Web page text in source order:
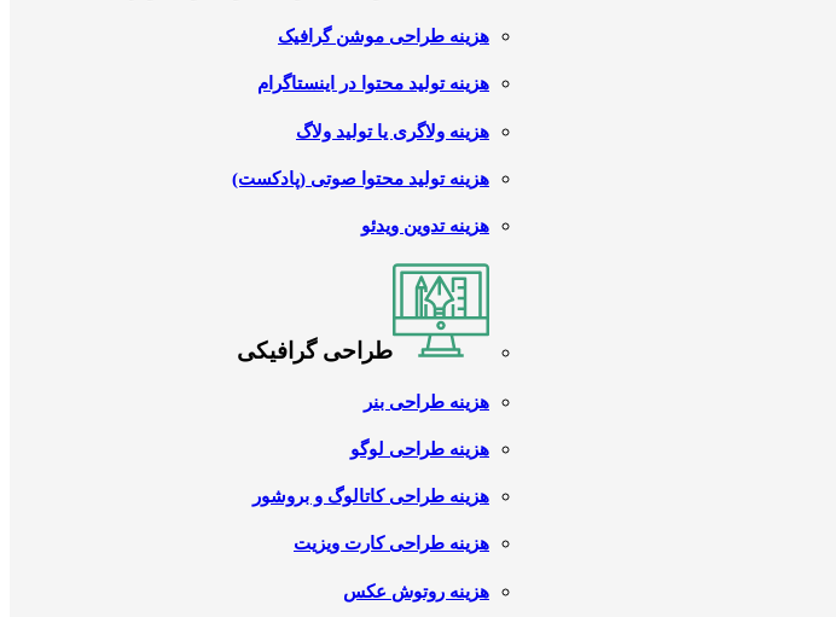
هزینه طراحی موشن گرافیک
هزینه تولید محتوا در اینستاگرام
هزینه ولاگری یا تولید ولاگ
هزینه تولید محتوا صوتی (پادکست)
هزینه تدوین ویدئو
طراحی گرافیکی
هزینه طراحی بنر
هزینه طراحی لوگو
هزینه طراحی کاتالوگ و بروشور
هزینه طراحی کارت ویزیت
هزینه روتوش عکس